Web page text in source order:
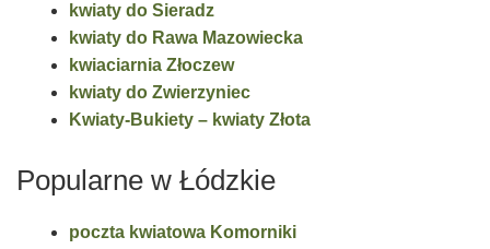
kwiaty do Sieradz
kwiaty do Rawa Mazowiecka
kwiaciarnia Złoczew
kwiaty do Zwierzyniec
Kwiaty-Bukiety – kwiaty Złota
Popularne w Łódzkie
poczta kwiatowa Komorniki